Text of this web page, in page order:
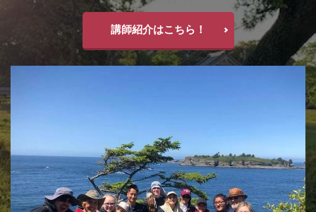
講師紹介はこちら！